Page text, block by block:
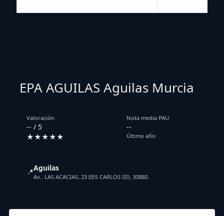
EPA AGUILAS Aguilas Murcia
Valoración
-- / 5
★★★★★
Nota media PAU
--
Último año
📍Aguilas
Av.. LAS ACACIAS, 23 (IES CARLOS III). 30880.